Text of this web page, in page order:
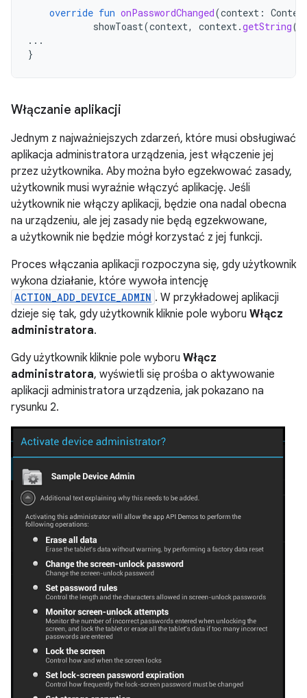
override fun onPasswordChanged(context :
showToast(context, context.getString(
...
}
Włączanie aplikacji
Jednym z najważniejszych zdarzeń, które musi obsługiwać
aplikacja administratora urządzenia, jest włączenie jej
przez użytkownika. Aby można było egzekwować zasady,
użytkownik musi wyraźnie włączyć aplikację. Jeśli
użytkownik nie włączy aplikacji, będzie ona nadal obecna
na urządzeniu, ale jej zasady nie będą egzekwowane,
a użytkownik nie będzie mógł korzystać z jej funkcji.
Proces włączania aplikacji rozpoczyna się, gdy użytkownik
wykona działanie, które wywoła intencję
ACTION_ADD_DEVICE_ADMIN . W przykładowej aplikacji
dzieje się tak, gdy użytkownik kliknie pole wyboru Włącz
administratora.
Gdy użytkownik kliknie pole wyboru Włącz
administratora, wyświetli się prośba o aktywowanie
aplikacji administratora urządzenia, jak pokazano na
rysunku 2.